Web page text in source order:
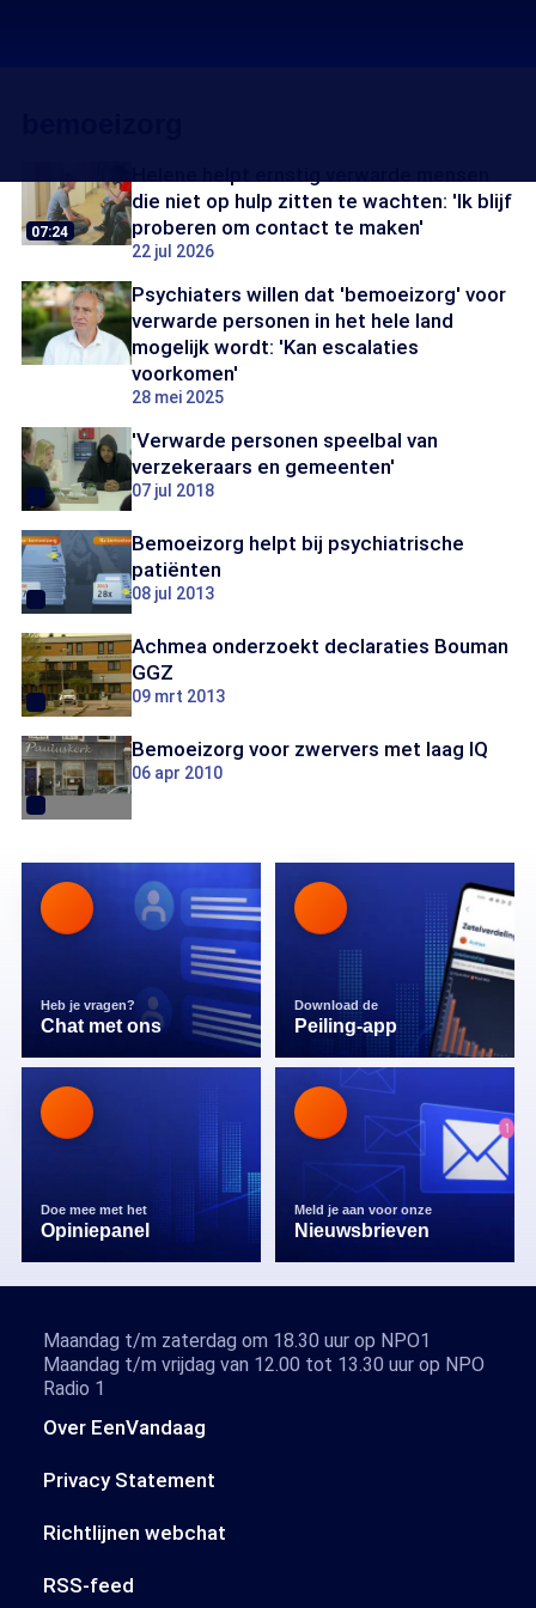
07:24
die niet op hulp zitten te wachten: 'Ik blijf
proberen om contact te maken'
22 jul 2026
Psychiaters willen dat 'bemoeizorg' voor
verwarde personen in het hele land
mogelijk wordt: 'Kan escalaties
voorkomen'
28 mei 2025
'Verwarde personen speelbal van
verzekeraars en gemeenten'
07 jul 2018
Bemoeizorg helpt bij psychiatrische
patiënten
08 jul 2013
Achmea onderzoekt declaraties Bouman
GGZ
09 mrt 2013
Bemoeizorg voor zwervers met laag IQ
06 apr 2010
Heb je vragen?
Chat met ons
Download de
Peiling-app
Doe mee met het
Opiniepanel
Meld je aan voor onze
Nieuwsbrieven
Over EenVandaag
Privacy Statement
Richtlijnen webchat
RSS-feed
Maandag t/m zaterdag om 18.30 uur op NPO1
Maandag t/m vrijdag van 12.00 tot 13.30 uur op NPO
Radio 1